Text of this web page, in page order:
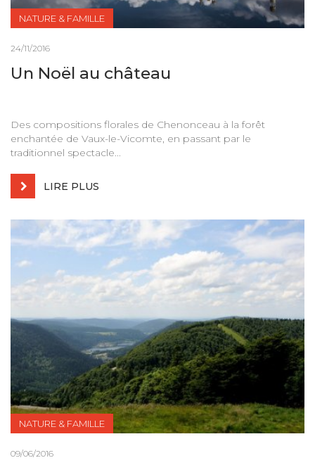
NATURE & FAMILLE
24/11/2016
Un Noël au château
Des compositions florales de Chenonceau à la forêt
enchantée de Vaux-le-Vicomte, en passant par le
traditionnel spectacle...
LIRE PLUS
NATURE & FAMILLE
09/06/2016